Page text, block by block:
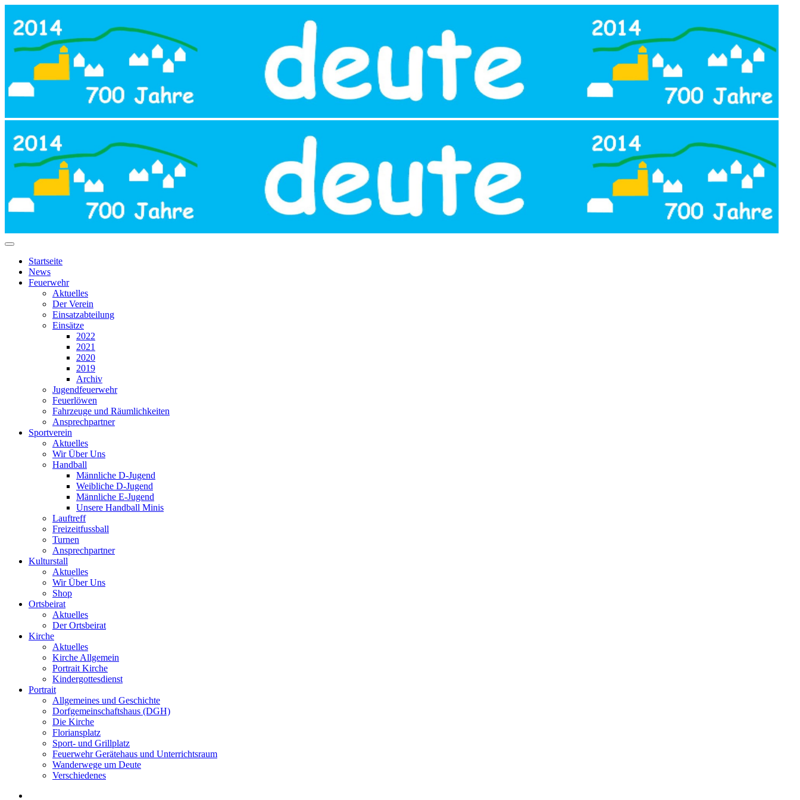
Startseite
News
Feuerwehr
Aktuelles
Der Verein
Einsatzabteilung
Einsätze
2022
2021
2020
2019
Archiv
Jugendfeuerwehr
Feuerlöwen
Fahrzeuge und Räumlichkeiten
Ansprechpartner
Sportverein
Aktuelles
Wir Über Uns
Handball
Männliche D-Jugend
Weibliche D-Jugend
Männliche E-Jugend
Unsere Handball Minis
Lauftreff
Freizeitfussball
Turnen
Ansprechpartner
Kulturstall
Aktuelles
Wir Über Uns
Shop
Ortsbeirat
Aktuelles
Der Ortsbeirat
Kirche
Aktuelles
Kirche Allgemein
Portrait Kirche
Kindergottesdienst
Portrait
Allgemeines und Geschichte
Dorfgemeinschaftshaus (DGH)
Die Kirche
Floriansplatz
Sport- und Grillplatz
Feuerwehr Gerätehaus und Unterrichtsraum
Wanderwege um Deute
Verschiedenes